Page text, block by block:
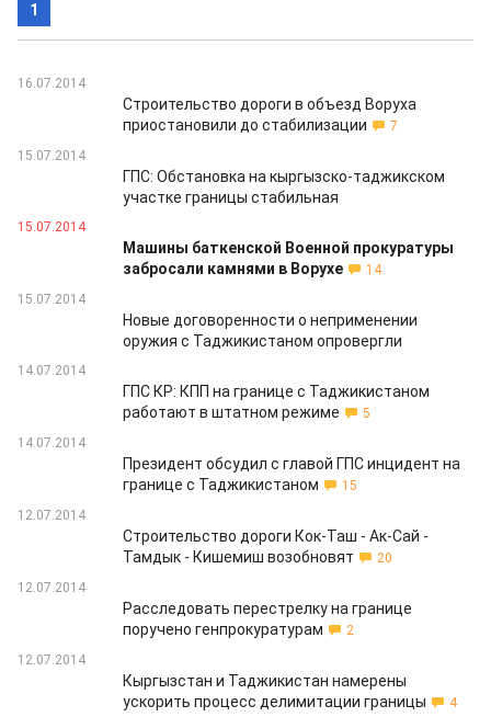
1
16.07.2014
Строительство дороги в объезд Воруха
приостановили до стабилизации
7
15.07.2014
ГПС: Обстановка на кыргызско-таджикском
участке границы стабильная
15.07.2014
Машины баткенской Военной прокуратуры
забросали камнями в Ворухе
14
15.07.2014
Новые договоренности о неприменении
оружия с Таджикистаном опровергли
14.07.2014
ГПС КР: КПП на границе с Таджикистаном
работают в штатном режиме
5
14.07.2014
Президент обсудил с главой ГПС инцидент на
границе с Таджикистаном
15
12.07.2014
Строительство дороги Кок-Таш - Ак-Сай -
Тамдык - Кишемиш возобновят
20
12.07.2014
Расследовать перестрелку на границе
поручено генпрокуратурам
2
12.07.2014
Кыргызстан и Таджикистан намерены
ускорить процесс делимитации границы
4